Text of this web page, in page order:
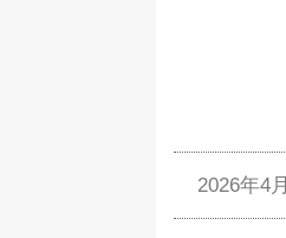
2026年4月